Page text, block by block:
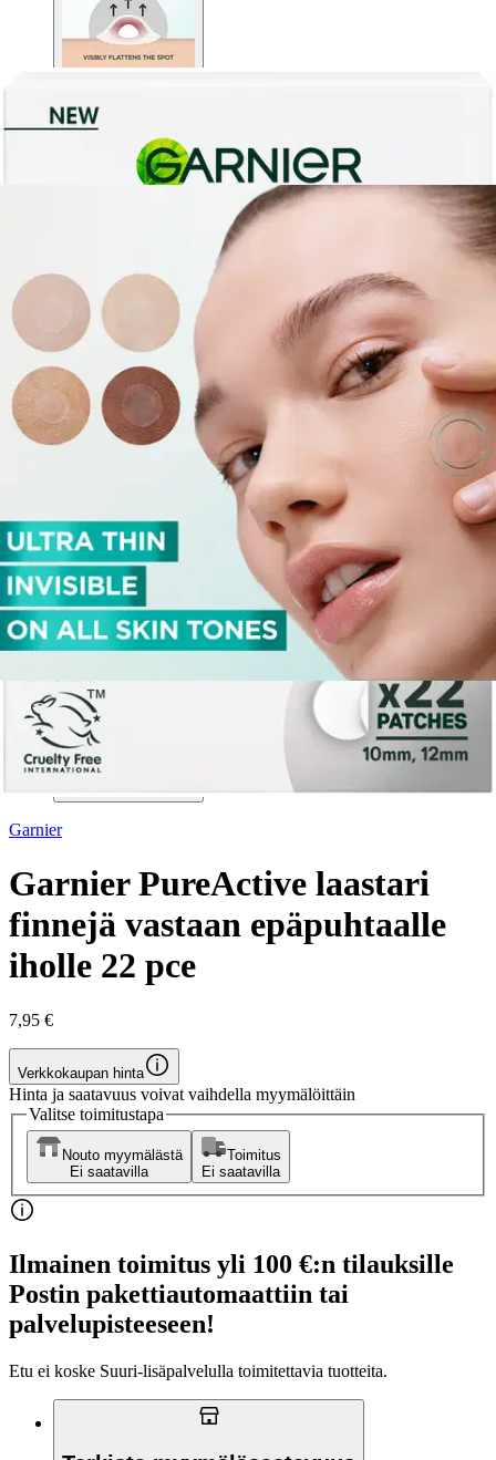
Garnier
Garnier PureActive laastari
finnejä vastaan epäpuhtaalle
iholle 22 pce
7,95 €
Verkkokaupan hinta
Hinta ja saatavuus voivat vaihdella myymälöittäin
Valitse toimitustapa
Nouto myymälästä
Ei saatavilla
Toimitus
Ei saatavilla
Ilmainen toimitus yli 100 €:n tilauksille
Postin pakettiautomaattiin tai
palvelupisteeseen!
Etu ei koske Suuri‑lisäpalvelulla toimitettavia tuotteita.